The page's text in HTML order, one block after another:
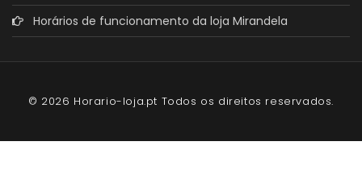
Horários de funcionamento da loja Mirandela
© 2026 Horario-loja.pt Todos os direitos reservados.